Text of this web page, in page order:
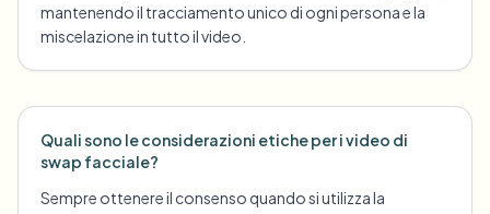
mantenendo il tracciamento unico di ogni persona e la
miscelazione in tutto il video.
Quali sono le considerazioni etiche per i video di
swap facciale?
Sempre ottenere il consenso quando si utilizza la